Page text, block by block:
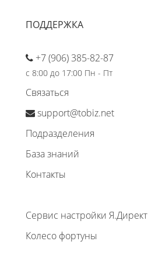
ПОДДЕРЖКА
+7 (906) 385-82-87
с 8:00 до 17:00 Пн - Пт
Связаться
support@tobiz.net
Подразделения
База знаний
Контакты
Сервис настройки Я.Директ
Колесо фортуны